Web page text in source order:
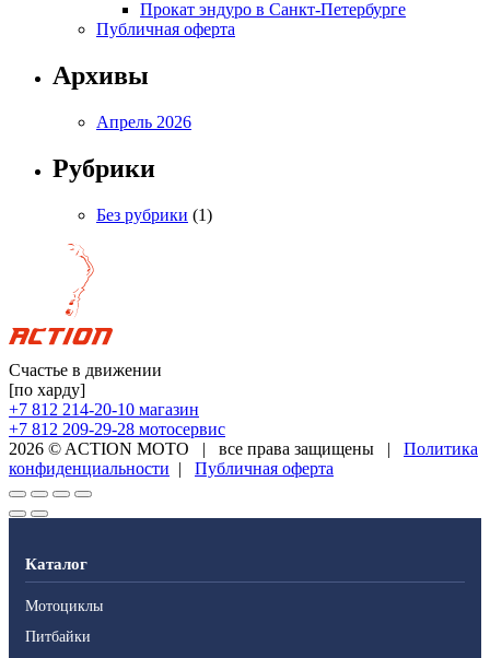
Прокат эндуро в Санкт-Петербурге
Публичная оферта
Архивы
Апрель 2026
Рубрики
Без рубрики (1)
Счастье в движении
[по харду]
+7 812 214-20-10 магазин
+7 812 209-29-28 мотосервис
2026 © ACTION MOTO | все права защищены |
Политика
конфиденциальности | Публичная оферта
Каталог
Мотоциклы
Питбайки